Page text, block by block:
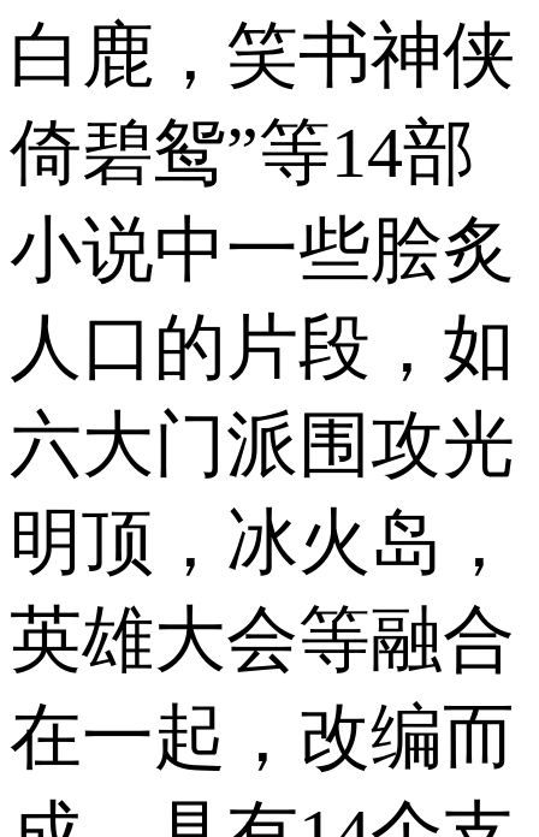
白鹿，笑书神侠
倚碧鸳”等14部
小说中一些脍炙
人口的片段，如
六大门派围攻光
明顶，冰火岛，
英雄大会等融合
在一起，改编而